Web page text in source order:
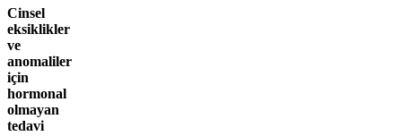
Cinsel
eksiklikler
ve
anomaliler
için
hormonal
olmayan
tedavi